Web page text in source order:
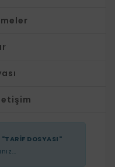
"TARİF DOSYASI"